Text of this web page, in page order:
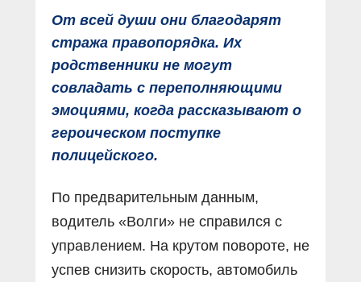
От всей души они благодарят
стража правопорядка. Их
родственники не могут
совладать с переполняющими
эмоциями, когда рассказывают о
героическом поступке
полицейского.
По предварительным данным,
водитель «Волги» не справился с
управлением. На крутом повороте, не
успев снизить скорость, автомобиль